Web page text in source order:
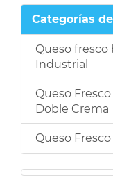
Categorías
Queso
Industrial
Queso
Doble Crema
Queso